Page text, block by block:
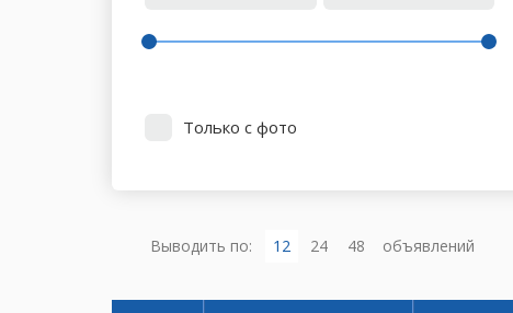
Только с фото
Выводить по: 12 24 48 объявлений